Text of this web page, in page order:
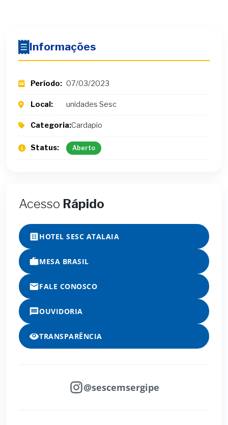
Informações
Período: 07/03/2023
Local: unidades Sesc
Categoria:Cardapio
Status: Aberto
Acesso Rápido
HOTEL SESC ATALAIA
MESA BRASIL
FALE CONOSCO
OUVIDORIA
TRANSPARÊNCIA
@sescemsergipe